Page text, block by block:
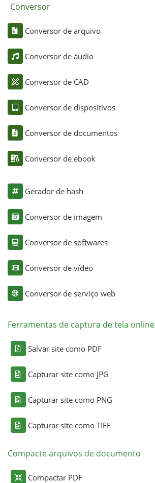
Conversor
Conversor de arquivo
Conversor de áudio
Conversor de CAD
Conversor de dispositivos
Conversor de documentos
Conversor de ebook
Gerador de hash
Conversor de imagem
Conversor de softwares
Conversor de vídeo
Conversor de serviço web
Ferramentas de captura de tela online
Salvar site como PDF
Capturar site como JPG
Capturar site como PNG
Capturar site como TIFF
Compacte arquivos de documento
Compactar PDF